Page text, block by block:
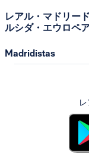
レアル・マドリー
ルシダ・エウロペ
Madridistas